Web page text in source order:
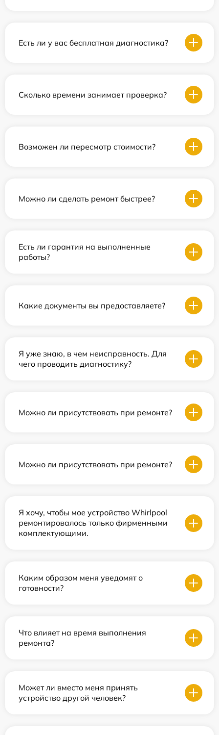
Есть ли у вас бесплатная диагностика?
Сколько времени занимает проверка?
Возможен ли пересмотр стоимости?
Можно ли сделать ремонт быстрее?
Есть ли гарантия на выполненные
работы?
Какие документы вы предоставляете?
Я уже знаю, в чем неисправность. Для
чего проводить диагностику?
Можно ли присутствовать при ремонте?
Можно ли присутствовать при ремонте?
Я хочу, чтобы мое устройство Whirlpool
ремонтировалось только фирменными
комплектующими.
Каким образом меня уведомят о
готовности?
Что влияет на время выполнения
ремонта?
Может ли вместо меня принять
устройство другой человек?